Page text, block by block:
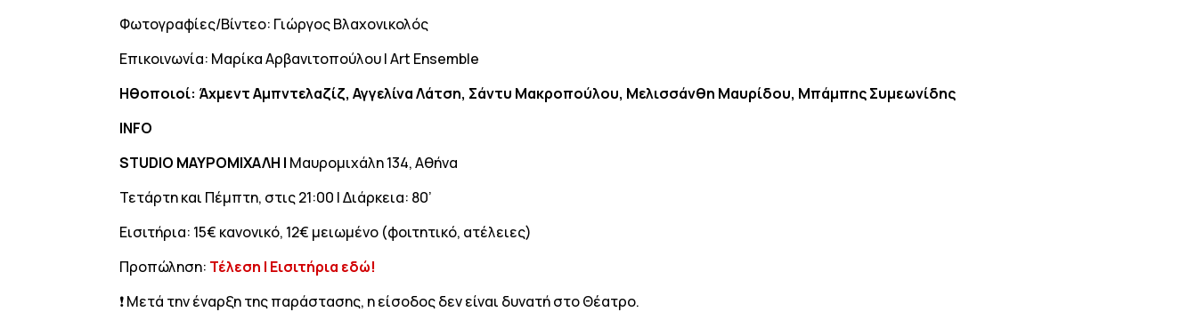
Φωτογραφίες/Βίντεο: Γιώργος Βλαχονικολός
Επικοινωνία: Μαρίκα Αρβανιτοπούλου | Art Ensemble
Ηθοποιοί: Άχμεντ Αμπντελαζίζ, Αγγελίνα Λάτση, Σάντυ Μακροπούλου, Μελισσάνθη Μαυρίδου, Μπάμπης Συμεωνίδης
INFO
STUDIO ΜΑΥΡΟΜΙΧΑΛΗ | Μαυρομιχάλη 134, Αθήνα
Τετάρτη και Πέμπτη, στις 21:00 | Διάρκεια: 80’
Εισιτήρια: 15€ κανονικό, 12€ μειωμένο (φοιτητικό, ατέλειες)
Προπώληση: Τέλεση | Εισιτήρια εδώ!
❗ Μετά την έναρξη της παράστασης, η είσοδος δεν είναι δυνατή στο Θέατρο.